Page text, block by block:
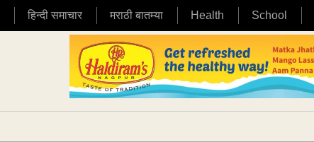
हिन्दी समाचार मराठी बातम्या Health School